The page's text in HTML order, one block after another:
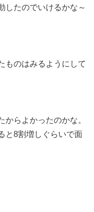
したのでいけるかな～
ものはみるようにして
らよかったのかな。
と8割増しぐらいで面